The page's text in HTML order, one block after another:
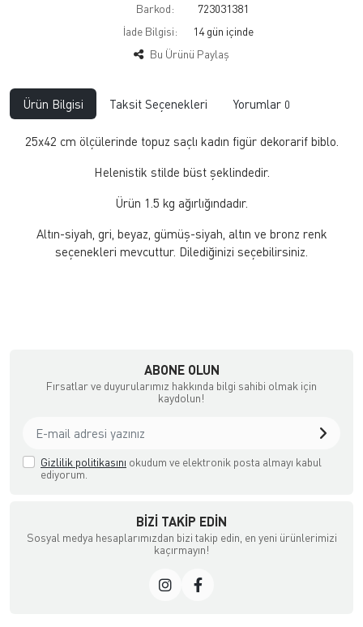
Barkod:
723031381
İade Bilgisi:
Bu Ürünü Paylaş
Ürün Bilgisi Taksit Seçenekleri Yorumlar 0
25x42 cm ölçülerinde topuz saçlı kadın figür dekorarif biblo.
Helenistik stilde büst şeklindedir.
Ürün 1.5 kg ağırlığındadır.
Altın-siyah, gri, beyaz, gümüş-siyah, altın ve bronz renk
seçenekleri mevcuttur. Dilediğinizi seçebilirsiniz.
ABONE OLUN
Fırsatlar ve duyurularımız hakkında bilgi sahibi olmak için
kaydolun!
Gizlilik politikasını okudum ve elektronik posta almayı kabul
ediyorum.
BIZI TAKIP EDIN
Sosyal medya hesaplarımızdan bizi takip edin, en yeni ürünlerimizi
kaçırmayın!